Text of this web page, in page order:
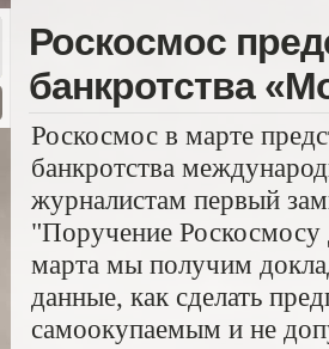
Роскосмос
банкротства
Роскосмос в марте
банкротства
журналистам первый
"Поручение Роскосмосу
марта мы получим
данные, как сделать
самоокупаемым и не